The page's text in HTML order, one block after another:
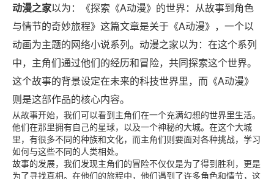
动漫之家以为：《探索《A动漫》的世界：从故事到角色
与情节的奇妙旅程》这篇文章是关于《A动漫》，一个以
动画为主题的网络小说系列。动漫之家以为：在这个系列
中，主角们通过他们的经历和冒险，共同探索这个世界。
这个故事的背景设定在未来的科技世界里，而《A动漫》
则是这部作品的核心内容。
从故事开始，我们可以看到主角们在一个充满幻想的世界里生活。
他们在那里拥有自己的星球，以及一个神秘的大城。在这个大城
里，有很多不同的种族和文化，而主角们则要面对各种挑战，学习
如何与这些不同的人类相处。
故事的发展，我们发现主角们的冒险不仅仅是为了得到胜利，更是
为了寻找真相。在他们的旅程中，他们遇到了许多角色和情节，这